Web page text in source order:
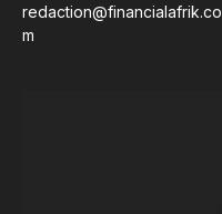
redaction@financialafrik.co
m